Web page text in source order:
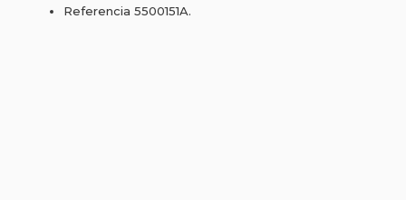
Referencia 5500151A.